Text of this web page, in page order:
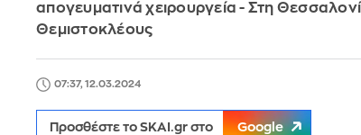
απογευματινά χειρουργεία - Στη
Θεμιστοκλέους
07:37, 12.03.2024
Προσθέστε το SKAI.gr στο Google